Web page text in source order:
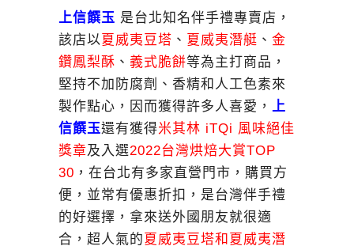
上信饌玉 是台北知名伴手禮專賣店，
該店以夏威夷豆塔 、 夏威夷潛艇 、 金
鑽鳳梨酥 、 義式脆餅等為主打商品，
堅持不加防腐劑、香精和人工色素來
製作點心，因而獲得許多人喜愛， 上
信饌玉還有獲得米其林 iTQi 風味絕佳
獎章及入選2022台灣烘焙大賞TOP
30 ，在台北有多家直營門市，購買方
便，並常有優惠折扣，是台灣伴手禮
的好選擇，拿來送外國朋友就很適
合，超人氣的夏威夷豆塔和 夏威夷潛